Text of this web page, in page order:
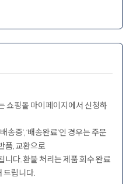
쇼핑몰 마이페이지에서 신청하
송중’, ‘배송완료’인 경우는 주문
품, 교환으로
니다. 환불 처리는 제품 회수 완료
드립니다.